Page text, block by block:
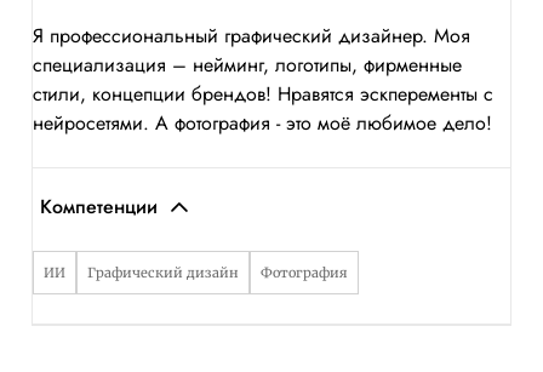
Я профессиональный графический дизайнер. Моя
специализация – нейминг, логотипы, фирменные
стили, концепции брендов! Нравятся эскперементы с
нейросетями. А фотография - это моё любимое дело!
Компетенции
ИИ Графический дизайн Фотография